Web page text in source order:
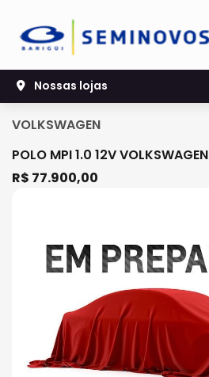
Nossas lojas
VOLKSWAGEN
POLO MPI 1.0 12V VOLKSWAGEN
R$ 77.900,00
Previous